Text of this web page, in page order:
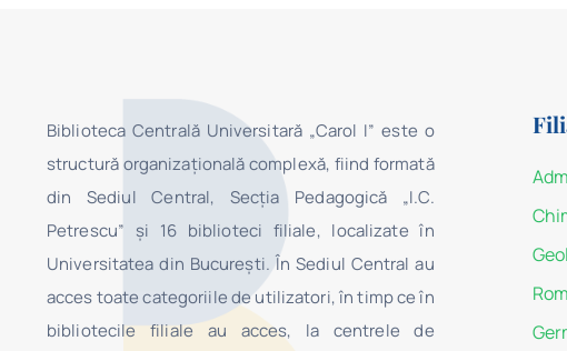
Biblioteca Centrală Universitară „Carol I” este o
structură organizaţională complexă, fiind formată
din Sediul Central, Secţia Pedagogică „I.C.
Petrescu” şi 16 biblioteci filiale, localizate în
Universitatea din Bucureşti. În Sediul Central au
acces toate categoriile de utilizatori, în timp ce în
bibliotecile filiale au acces, la centrele de